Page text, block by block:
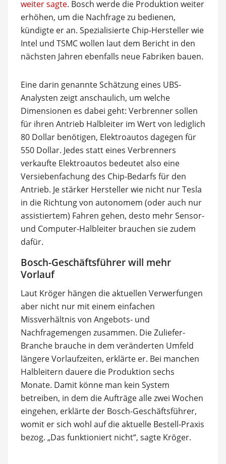
weiter sagte. Bosch werde die Produktion weiter
erhöhen, um die Nachfrage zu bedienen,
kündigte er an. Spezialisierte Chip-Hersteller wie
Intel und TSMC wollen laut dem Bericht in den
nächsten Jahren ebenfalls neue Fabriken bauen.
Eine darin genannte Schätzung eines UBS-
Analysten zeigt anschaulich, um welche
Dimensionen es dabei geht: Verbrenner sollen
für ihren Antrieb Halbleiter im Wert von lediglich
80 Dollar benötigen, Elektroautos dagegen für
550 Dollar. Jedes statt eines Verbrenners
verkaufte Elektroautos bedeutet also eine
Versiebenfachung des Chip-Bedarfs für den
Antrieb. Je stärker Hersteller wie nicht nur Tesla
in die Richtung von autonomem (oder auch nur
assistiertem) Fahren gehen, desto mehr Sensor-
und Computer-Halbleiter brauchen sie zudem
dafür.
Bosch-Geschäftsführer will mehr
Vorlauf
Laut Kröger hängen die aktuellen Verwerfungen
aber nicht nur mit einem einfachen
Missverhältnis von Angebots- und
Nachfragemengen zusammen. Die Zuliefer-
Branche brauche in dem veränderten Umfeld
längere Vorlaufzeiten, erklärte er. Bei manchen
Halbleitern dauere die Produktion sechs
Monate. Damit könne man kein System
betreiben, in dem die Aufträge alle zwei Wochen
eingehen, erklärte der Bosch-Geschäftsführer,
womit er sich wohl auf die aktuelle Bestell-Praxis
bezog. „Das funktioniert nicht“, sagte Kröger.